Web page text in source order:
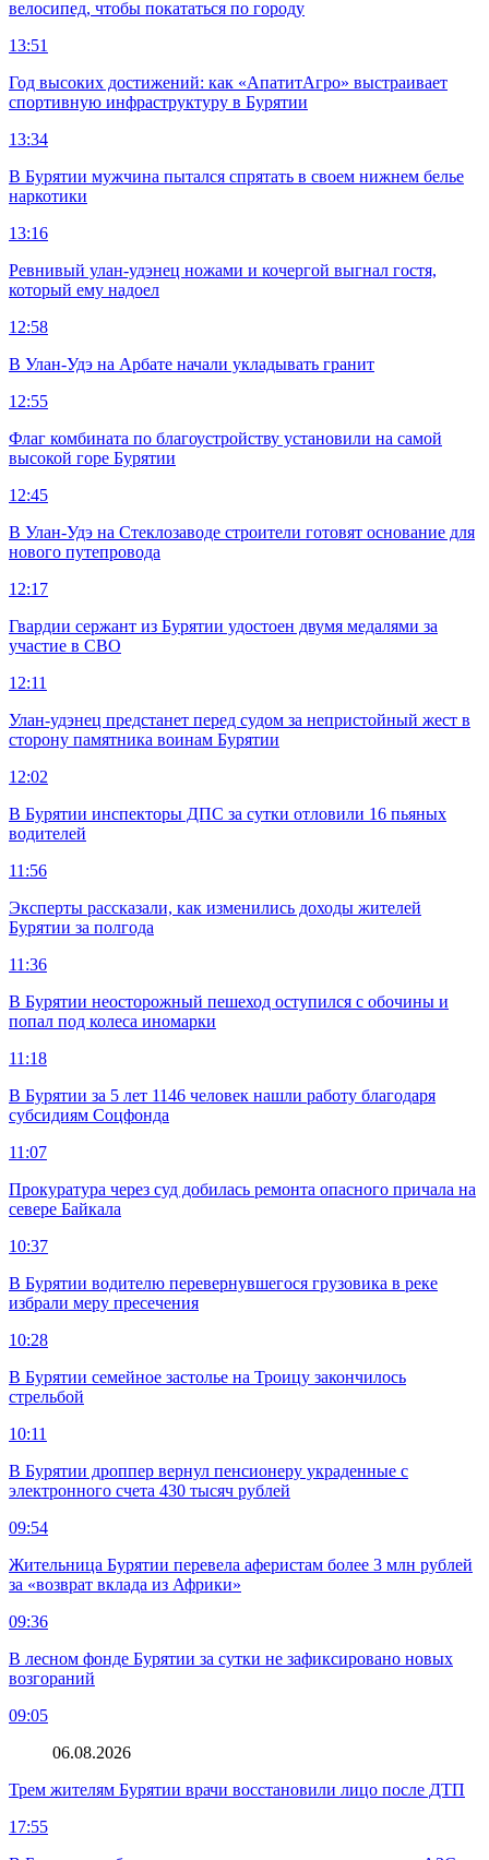
велосипед, чтобы покататься по городу
13:51
Год высоких достижений: как «АпатитАгро» выстраивает
спортивную инфраструктуру в Бурятии
13:34
В Бурятии мужчина пытался спрятать в своем нижнем белье
наркотики
13:16
Ревнивый улан-удэнец ножами и кочергой выгнал гостя,
который ему надоел
12:58
В Улан-Удэ на Арбате начали укладывать гранит
12:55
Флаг комбината по благоустройству установили на самой
высокой горе Бурятии
12:45
В Улан-Удэ на Стеклозаводе строители готовят основание для
нового путепровода
12:17
Гвардии сержант из Бурятии удостоен двумя медалями за
участие в СВО
12:11
Улан-удэнец предстанет перед судом за непристойный жест в
сторону памятника воинам Бурятии
12:02
В Бурятии инспекторы ДПС за сутки отловили 16 пьяных
водителей
11:56
Эксперты рассказали, как изменились доходы жителей
Бурятии за полгода
11:36
В Бурятии неосторожный пешеход оступился с обочины и
попал под колеса иномарки
11:18
В Бурятии за 5 лет 1146 человек нашли работу благодаря
субсидиям Соцфонда
11:07
Прокуратура через суд добилась ремонта опасного причала на
севере Байкала
10:37
В Бурятии водителю перевернувшегося грузовика в реке
избрали меру пресечения
10:28
В Бурятии семейное застолье на Троицу закончилось
стрельбой
10:11
В Бурятии дроппер вернул пенсионеру украденные с
электронного счета 430 тысяч рублей
09:54
Жительница Бурятии перевела аферистам более 3 млн рублей
за «возврат вклада из Африки»
09:36
В лесном фонде Бурятии за сутки не зафиксировано новых
возгораний
09:05
06.08.2026
Трем жителям Бурятии врачи восстановили лицо после ДТП
17:55